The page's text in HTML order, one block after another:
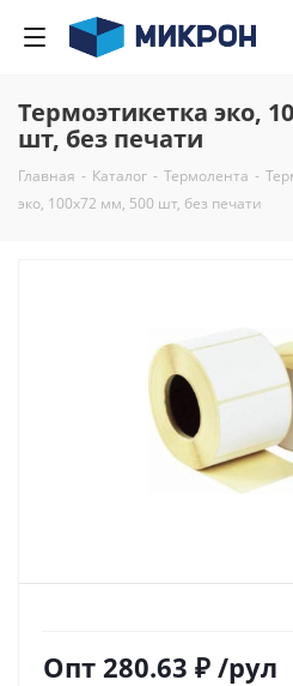
Термоэтикетка эко,
шт, без печати
Главная - Каталог - Термолента -
эко, 100х72 мм, 500 шт, без печати
Опт 280.63 ₽ /рул